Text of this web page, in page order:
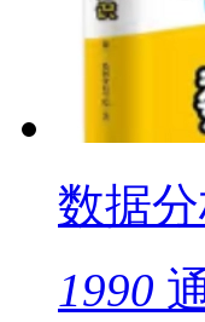
数据
1990